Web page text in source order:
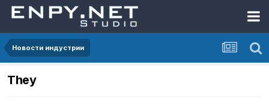
Новости индустрии
They